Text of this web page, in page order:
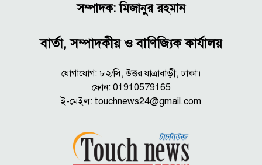
সম্পাদক: মিজানুর রহমান
বার্তা, সম্পাদকীয় ও বাণিজ্যিক কার্যালয়
যোগাযোগ: ৮২/সি, উত্তর যাত্রাবাড়ী, ঢাকা।
ফোন: 01910579165
ই-মেইল: touchnews24@gmail.com